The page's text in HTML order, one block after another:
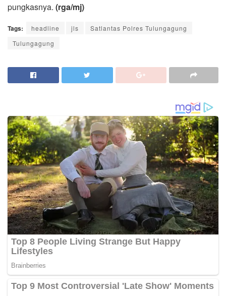
pungkasnya. (rga/mj)
Tags: headline jls
Satlantas Polres Tulungagung
Tulungagung